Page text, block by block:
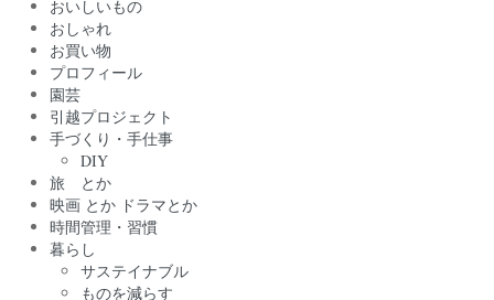
おいしいもの
おしゃれ
お買い物
プロフィール
園芸
引越プロジェクト
手づくり・手仕事
DIY
旅 とか
映画 とか ドラマとか
時間管理・習慣
暮らし
サステイナブル
ものを減らす